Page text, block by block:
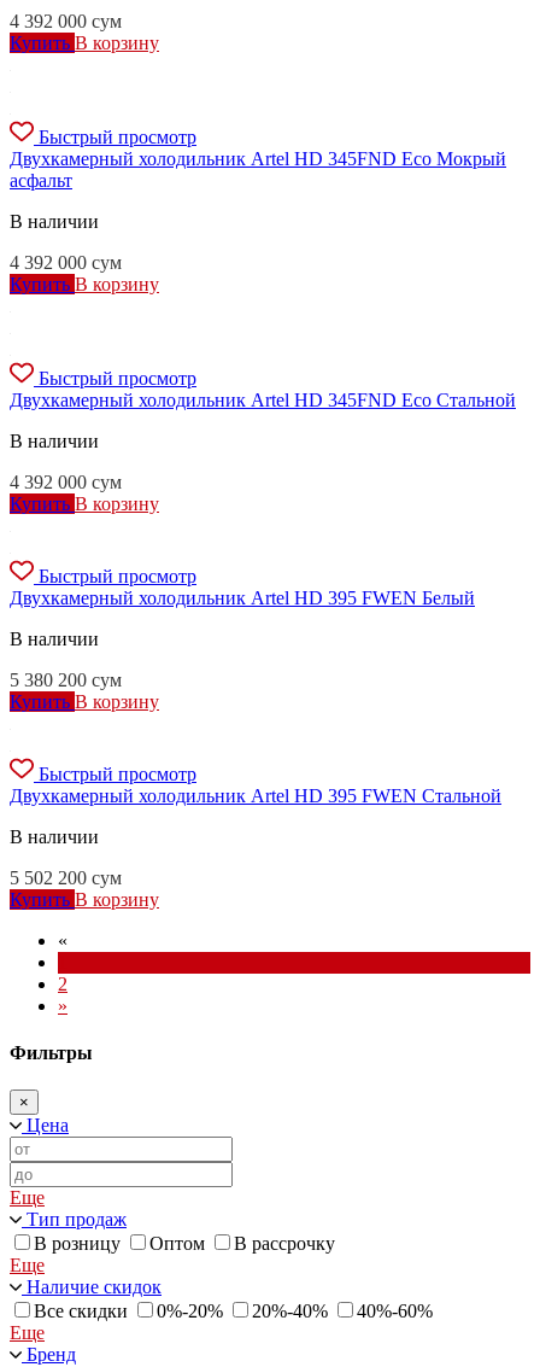
4 392 000 сум
Купить В корзину
Быстрый просмотр
Двухкамерный холодильник Artel HD 345FND Eco Мокрый
асфальт
В наличии
4 392 000 сум
Купить В корзину
Быстрый просмотр
Двухкамерный холодильник Artel HD 345FND Eco Стальной
В наличии
4 392 000 сум
Купить В корзину
Быстрый просмотр
Двухкамерный холодильник Artel HD 395 FWEN Белый
В наличии
5 380 200 сум
Купить В корзину
Быстрый просмотр
Двухкамерный холодильник Artel HD 395 FWEN Стальной
В наличии
5 502 200 сум
Купить В корзину
«
2
»
Фильтры
×
Цена
Еще
Тип продаж
В розницу
Оптом
В рассрочку
Еще
Наличие скидок
Все скидки
0%-20% 20%-40%
40%-60%
Еще
Бренд